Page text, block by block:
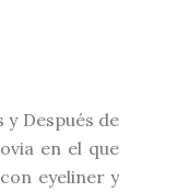
Después de
en el que
eyeliner y